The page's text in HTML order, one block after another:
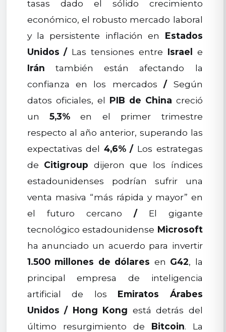
tasas dado el sólido crecimiento
económico, el robusto mercado laboral
y la persistente inflación en Estados
Unidos /Las tensiones entre Israel e
Irán también están afectando la
confianza en los mercados/Según
datos oficiales, el PIB de China creció
un 5,3%en el primer trimestre
respecto al año anterior, superando las
expectativas del 4,6% /Los estrategas
de Citigroup dijeron que los índices
estadounidenses podrían sufrir una
venta masiva “más rápida y mayor” en
el futuro cercano /El gigante
tecnológico estadounidense Microsoft
ha anunciado un acuerdo para invertir
1.500 millones de dólares en G42, la
principal empresa de inteligencia
artificial de los Emiratos Árabes
Unidos / Hong Kong está detrás del
último resurgimiento de Bitcoin. La